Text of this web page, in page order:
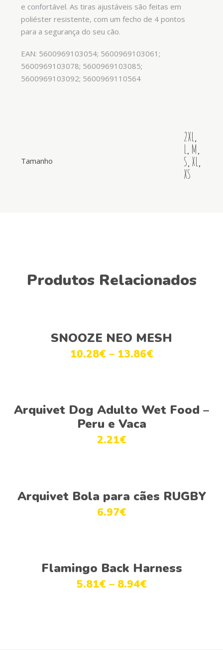
e confortável. As tiras ajustáveis são feitas em
poliéster resistente, com um fecho de 4 pontos
para a segurança do seu cão.
EAN: 5600969103054; 5600969103061;
5600969103078; 5600969103085;
5600969103092; 5600969110564
Tamanho
2XL,
L, M,
S,XL,
XS
Produtos Relacionados
Ver opções
SNOOZE NEO MESH
10.28€ – 13.86€
Ver opções
Arquivet Dog Adulto Wet Food –
Peru e Vaca
2.21€
Adicionar
Arquivet Bola para cães RUGBY
6.97€
Ver opções
Flamingo Back Harness
5.81€ – 8.94€